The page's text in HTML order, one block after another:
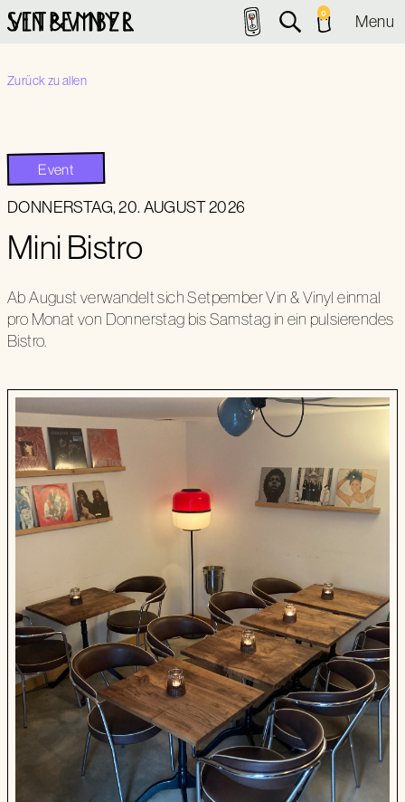
0 Menu
Zurück zu allen
Event
DONNERSTAG,20.AUGUST2026
Mini Bistro
Ab August verwandelt sich Setpember Vin & Vinyl einmal
pro Monat von Donnerstag bis Samstag in ein pulsierendes
Bistro.